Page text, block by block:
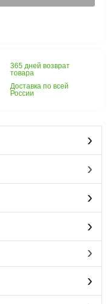
365 дней возврат
товара
Доставка по всей
России